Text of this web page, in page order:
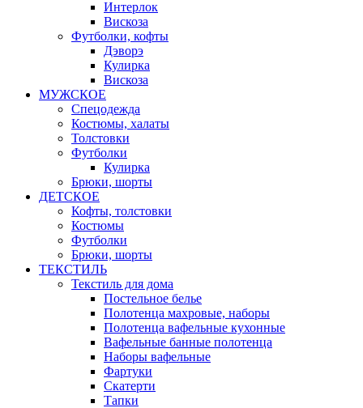
Интерлок
Вискоза
Футболки, кофты
Дэворэ
Кулирка
Вискоза
МУЖСКОЕ
Спецодежда
Костюмы, халаты
Толстовки
Футболки
Кулирка
Брюки, шорты
ДЕТСКОЕ
Кофты, толстовки
Костюмы
Футболки
Брюки, шорты
ТЕКСТИЛЬ
Текстиль для дома
Постельное белье
Полотенца махровые, наборы
Полотенца вафельные кухонные
Вафельные банные полотенца
Наборы вафельные
Фартуки
Скатерти
Тапки